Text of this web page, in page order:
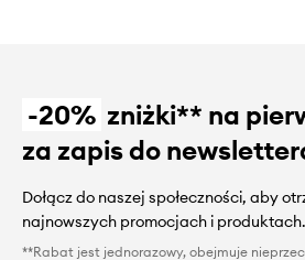
-20% zniżki** na
za zapis do
Dołącz do naszej społeczności, aby
najnowszych promocjach i produktach.
**Rabat jest jednorazowy, obejmuje